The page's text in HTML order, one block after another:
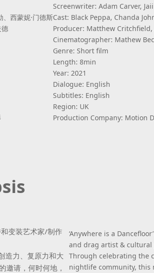
、西蒙妮·门德斯
Screenwriter: Adam Carver,
Cast: Black Peppa, Chanda
Producer: Matthew
Cinematographer: Mathew
Genre: Short film
Length: 8min
Year: 2021
Dialogue: English
Subtitles: English
Region: UK
Production Company: Motion
和变装艺术家/制作
造力、复原力和大
邀请，何时何地，
‘Anywhere is a
and drag artist & cultural
Through celebrating the
nightlife community, this